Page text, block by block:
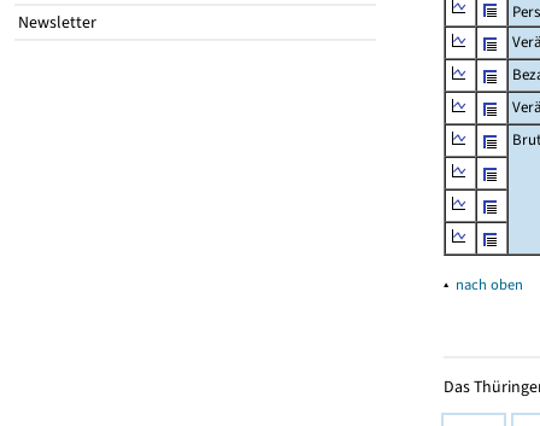
Newsletter
▴ nach oben
Das